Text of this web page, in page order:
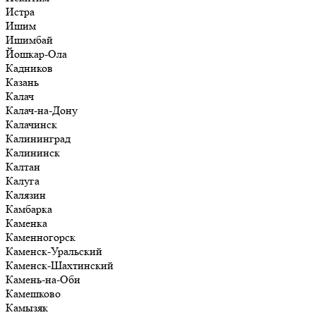
Истра
Ишим
Ишимбай
Йошкар-Ола
Кадников
Казань
Калач
Калач-на-Дону
Калачинск
Калининград
Калининск
Калтан
Калуга
Калязин
Камбарка
Каменка
Каменногорск
Каменск-Уральский
Каменск-Шахтинский
Камень-на-Оби
Камешково
Камызяк